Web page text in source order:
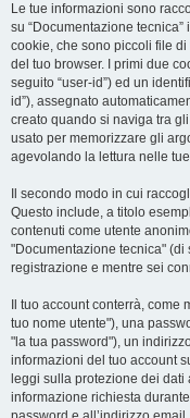
Le tue informazioni sono
su “Documentazione
cookie, che sono piccoli file
del tuo browser. I primi due
seguito “user-id”) ed un
id”), assegnato
creato quando si naviga tra
usato per memorizzare gli
agevolando la lettura nelle
Il secondo modo in cui
Questo include, a titolo
contenuti come utente
"Documentazione tecnica"
registrazione e mentre sei
Il tuo account conterrà,
tuo nome utente"), una
"la tua password"), un
informazioni del tuo account
leggi sulla protezione dei
informazione richiesta